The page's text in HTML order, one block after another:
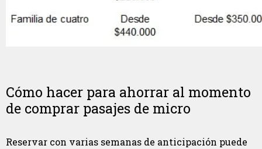
Cómo hacer para ahorrar al momento
de comprar pasajes de micro
Reservar con varias semanas de anticipación puede